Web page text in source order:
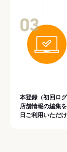
本登録（初回ロ
店舗情報の編集
日ご利用いただけ